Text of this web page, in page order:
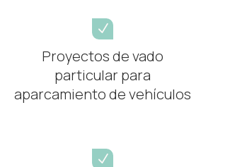
N
Proyectos de vado
particular para
aparcamiento de vehículos
N